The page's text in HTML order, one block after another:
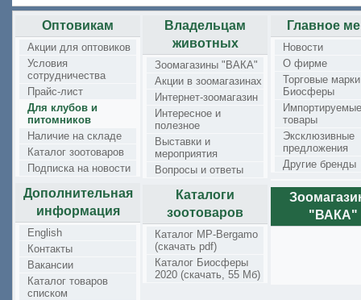
Оптовикам
Акции для оптовиков
Условия
сотрудничества
Прайс-лист
Для клубов и
питомников
Наличие на складе
Каталог зоотоваров
Подписка на новости
Дополнительная
информация
English
Контакты
Вакансии
Каталог товаров
списком
Владельцам
животных
Зоомагазины "ВАКА"
Акции в зоомагазинах
Интернет-зоомагазин
Интересное и
полезное
Выставки и
мероприятия
Вопросы и ответы
Каталоги
зоотоваров
Каталог MP-Bergamo
(скачать pdf)
Каталог Биосферы
2020 (скачать, 55 Мб)
Главное
Новости
О фирме
Торговые марки
Биосферы
Импортируемые
товары
Эксклюзивные
предложения
Другие бренды
"ВАКА"